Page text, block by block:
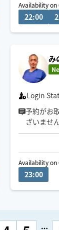
01:00 01:30
🙏オーダ
みなさま
Availability on
22:00
23:00 23:30
み
Login
予約がお
ざいませ
性別問わ
医療従事
いただけ
横浜周辺
さい
Availability on
23:00